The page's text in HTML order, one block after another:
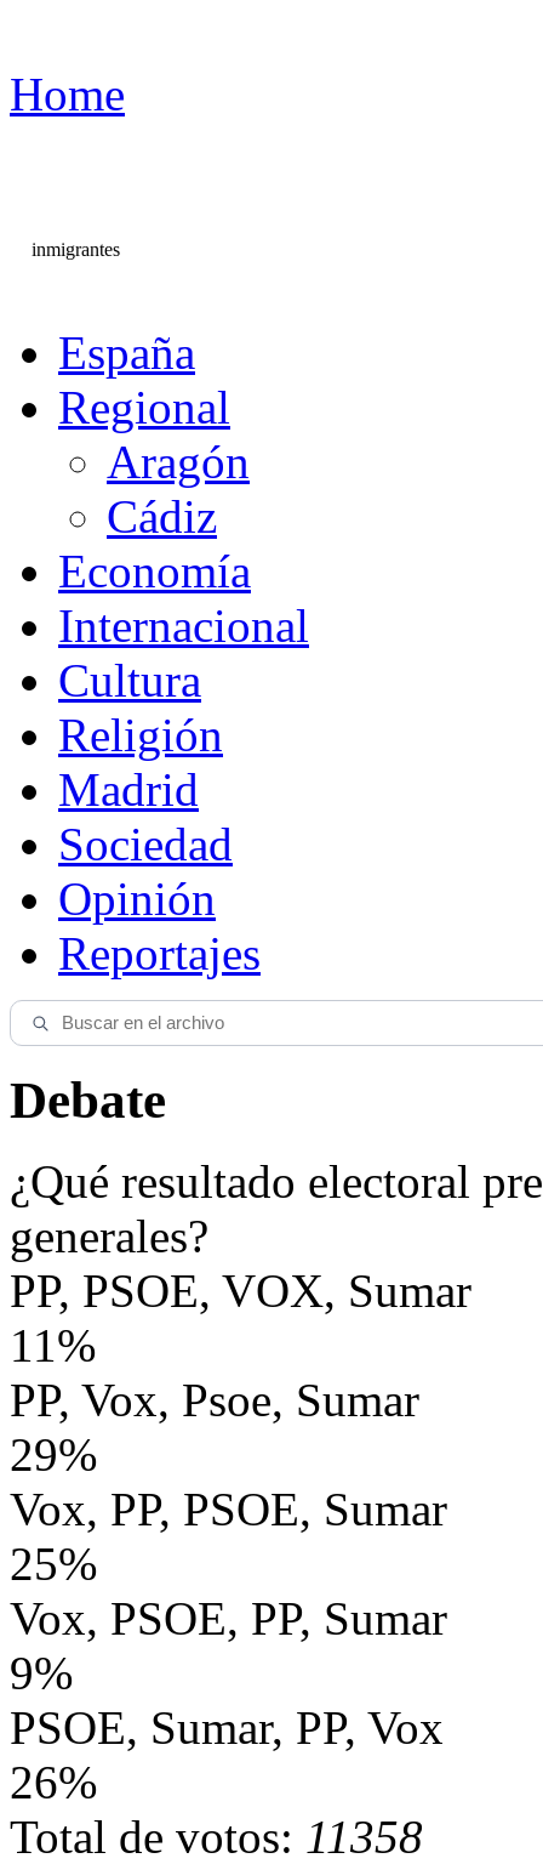
Home
inmigrantes
España
Regional
Aragón
Cádiz
Economía
Internacional
Cultura
Religión
Madrid
Sociedad
Opinión
Reportajes
Debate
¿Qué resultado electoral
generales?
PP, PSOE, VOX, Sumar
11%
PP, Vox, Psoe, Sumar
29%
Vox, PP, PSOE, Sumar
25%
Vox, PSOE, PP, Sumar
9%
PSOE, Sumar, PP, Vox
26%
Total de votos: 11358